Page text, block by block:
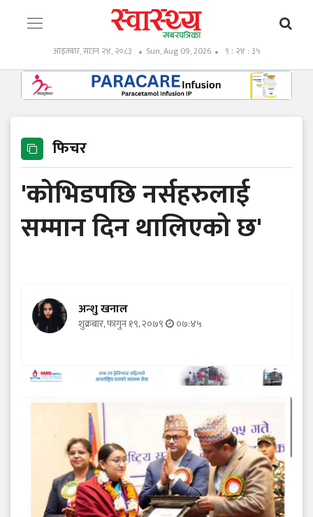
आइतबार, साउन २४, २०८३ Sun, Aug 09, 2026 ९ : २४ : ३७
फिचर
'कोभिडपछि नर्सहरुलाई
सम्मान दिन थालिएको छ'
अन्शु खनाल
शुक्रबार, फागुन १९, २०७९ ०७:४५